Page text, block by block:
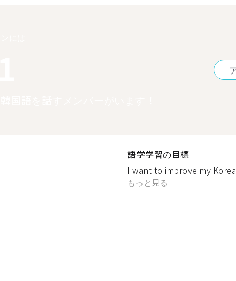
語学学習の目標
I want to improve my
もっと見る